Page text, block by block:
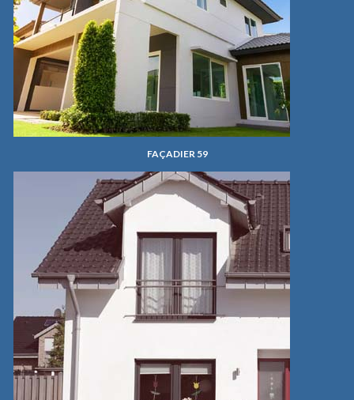
FAÇADIER 59